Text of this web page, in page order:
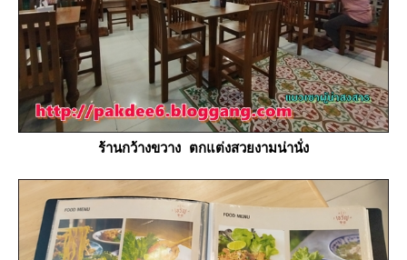
ร้านกว้างขวาง ตกแต่งสวยงามน่านั่ง